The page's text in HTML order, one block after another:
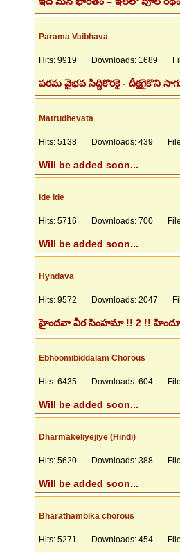
Parama Vaibhava
Hits: 9919 Downloads: 1689
పరమ వైభవ సిద్దికొరకై - దీక్షగైకొని
Matrudhevata
Hits: 5138 Downloads: 439
Will be added soon...
Ide Ide
Hits: 5716 Downloads: 700
Will be added soon...
Hyndava
Hits: 9572 Downloads: 2047
హైందవా వీర సింహమా !! 2 !!
Ebhoomibiddalam Chorous
Hits: 6435 Downloads: 604
Will be added soon...
Dharmakeliyejiye (Hindi)
Hits: 5620 Downloads: 388
Will be added soon...
Bharathambika chorous
Hits: 5271 Downloads: 454